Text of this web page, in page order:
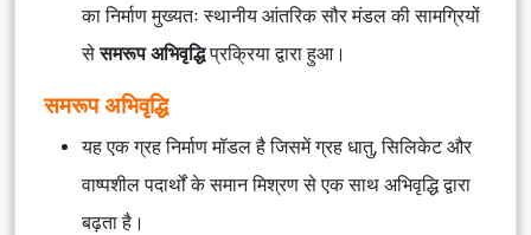
का निर्माण मुख्यतः स्थानीय आंतरिक सौर मंडल की सामग्रियों
सेसमरूप अभिवृद्धिप्रक्रिया द्वारा हुआ।
समरूप अभिवृद्धि
यह एक ग्रह निर्माण मॉडल है जिसमें ग्रह धातु, सिलिकेट और
वाष्पशील पदार्थों के समान मिश्रण से एक साथ अभिवृद्धि द्वारा
बढ़ता है।